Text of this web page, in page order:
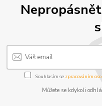
Souhlasím se zpracováním
Můžete se kdykoli